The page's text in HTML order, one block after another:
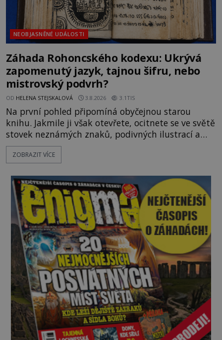
NEOBJASNĚNÉ UDÁLOSTI
Záhada Rohoncského kodexu: Ukrývá
zapomenutý jazyk, tajnou šifru, nebo
mistrovský podvrh?
OD HELENA STEJSKALOVÁ 3.8.2026 3.1TIS
Na první pohled připomíná obyčejnou starou
knihu. Jakmile ji však otevřete, ocitnete se ve světě
stovek neznámých znaků, podivných ilustrací a
textu, který už téměř dvě století vzdoruje všem
pokusům o rozluštění. Rohoncský kodex patří mezi
jistotou neví, kdo jej napsal, kdy vznikl ani co
vlastně vypráví. Rohoncský kodex se poprvé
objevuje v roce
ZOBRAZIT VÍCE